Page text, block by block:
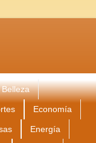
Belleza
Economía
Energía